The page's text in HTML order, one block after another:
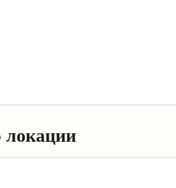
локации